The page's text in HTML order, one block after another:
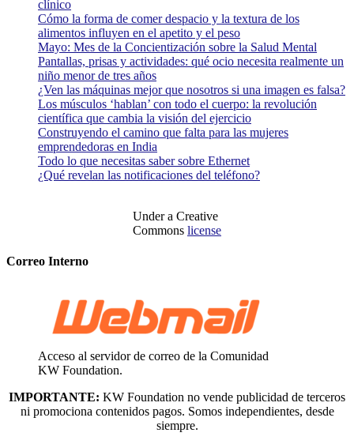
clínico
Cómo la forma de comer despacio y la textura de los
alimentos influyen en el apetito y el peso
Mayo: Mes de la Concientización sobre la Salud Mental
Pantallas, prisas y actividades: qué ocio necesita realmente un
niño menor de tres años
¿Ven las máquinas mejor que nosotros si una imagen es falsa?
Los músculos ‘hablan’ con todo el cuerpo: la revolución
científica que cambia la visión del ejercicio
Construyendo el camino que falta para las mujeres
emprendedoras en India
Todo lo que necesitas saber sobre Ethernet
¿Qué revelan las notificaciones del teléfono?
Under a Creative
Commons license
Correo Interno
Acceso al servidor de correo de la Comunidad
KW Foundation.
IMPORTANTE: KW Foundation no vende publicidad de terceros
ni promociona contenidos pagos. Somos independientes, desde
siempre.